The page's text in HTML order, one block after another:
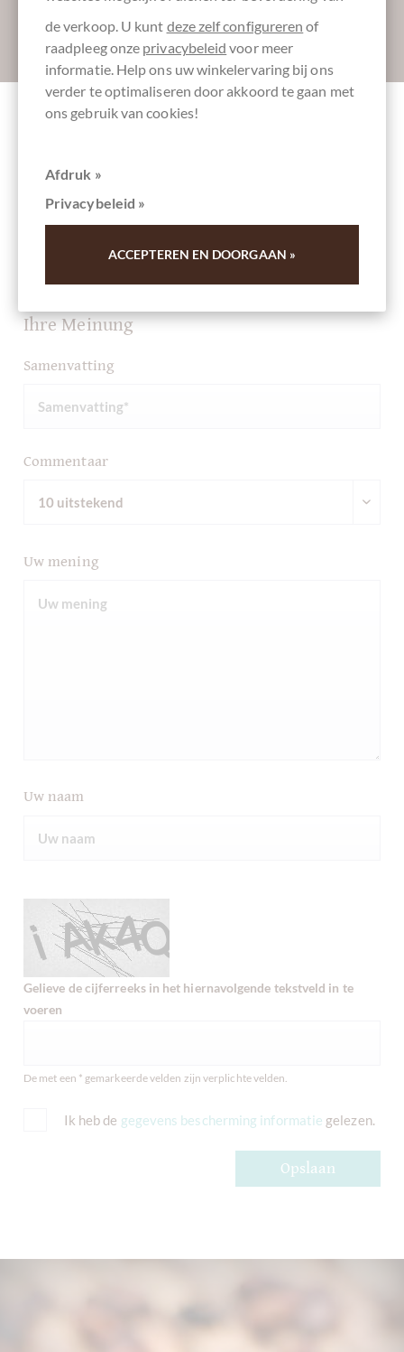
Absenden
Schokolade
Schrijf het eerste overzicht en help andere klanten. Dank
Ihre Meinung
Samenvatting
Commentaar
Uw mening
Uw naam
Gelieve de cijferreeks in het hiernavolgende tekstveld in te
voeren
De met een * gemarkeerde velden zijn verplichte velden.
Ik heb de gegevens bescherming informatie gelezen.
Opslaan
de verkoop. U kunt deze zelf configureren of
raadpleeg onze privacybeleid voor meer
informatie. Help ons uw winkelervaring bij ons
verder te optimaliseren door akkoord te gaan met
ons gebruik van cookies!
Afdruk »
Privacybeleid »
ACCEPTEREN EN DOORGAAN »